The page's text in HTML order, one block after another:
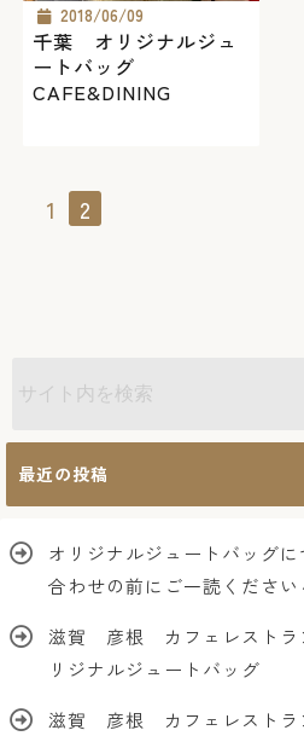
2018/06/09
千葉 オリジナルジュ
ートバッグ
CAFE&DINING
1 2
最近の投稿
オリジナルジュートバッグ
合わせの前にご一読ください
滋賀 彦根 カフェレスト
リジナルジュートバッグ
滋賀 彦根 カフェレスト